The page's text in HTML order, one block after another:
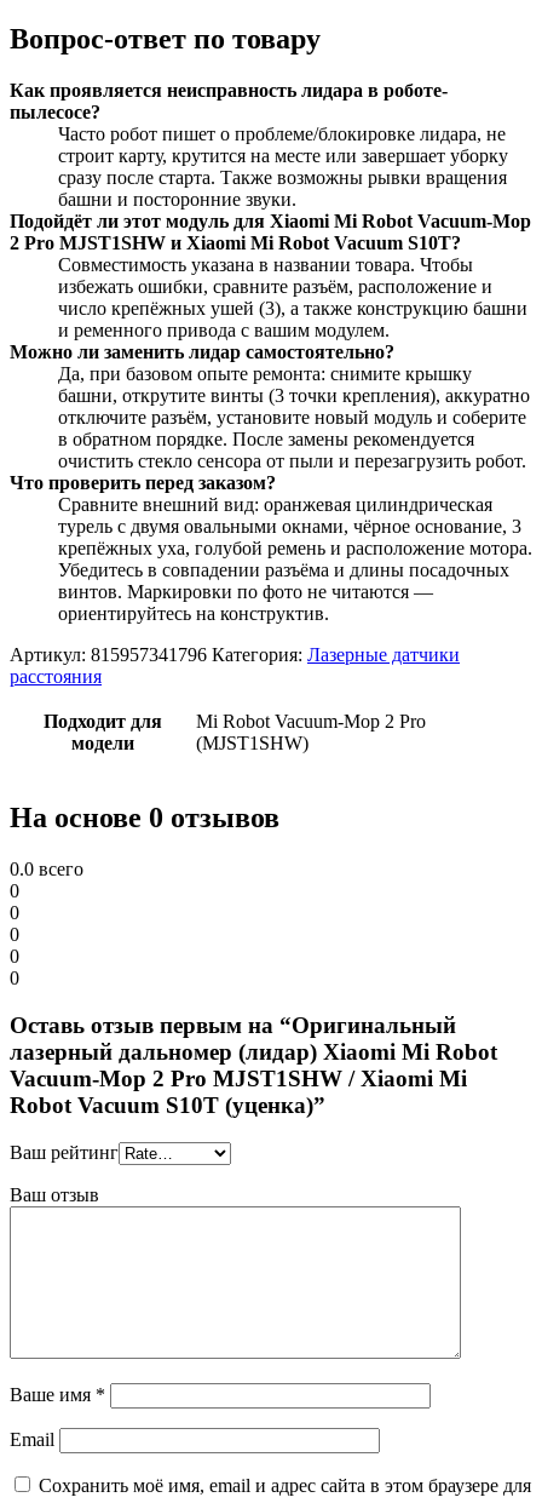
Вопрос-ответ по товару
Как проявляется неисправность лидара в роботе-
пылесосе?
Часто робот пишет о проблеме/блокировке лидара, не
строит карту, крутится на месте или завершает уборку
сразу после старта. Также возможны рывки вращения
башни и посторонние звуки.
Подойдёт ли этот модуль для Xiaomi Mi Robot Vacuum-Mop
2 Pro MJST1SHW и Xiaomi Mi Robot Vacuum S10T?
Совместимость указана в названии товара. Чтобы
избежать ошибки, сравните разъём, расположение и
число крепёжных ушей (3), а также конструкцию башни
и ременного привода с вашим модулем.
Можно ли заменить лидар самостоятельно?
Да, при базовом опыте ремонта: снимите крышку
башни, открутите винты (3 точки крепления), аккуратно
отключите разъём, установите новый модуль и соберите
в обратном порядке. После замены рекомендуется
очистить стекло сенсора от пыли и перезагрузить робот.
Что проверить перед заказом?
Сравните внешний вид: оранжевая цилиндрическая
турель с двумя овальными окнами, чёрное основание, 3
крепёжных уха, голубой ремень и расположение мотора.
Убедитесь в совпадении разъёма и длины посадочных
винтов. Маркировки по фото не читаются —
ориентируйтесь на конструктив.
Артикул: 815957341796 Категория: Лазерные датчики
расстояния
Подходит для
модели
Mi Robot Vacuum-Mop 2 Pro
(MJST1SHW)
На основе 0 отзывов
0.0 всего
0
0
0
0
0
Оставь отзыв первым на “Оригинальный
лазерный дальномер (лидар) Xiaomi Mi Robot
Vacuum-Mop 2 Pro MJST1SHW / Xiaomi Mi
Robot Vacuum S10T (уценка)”
Ваш рейтинг
Ваш отзыв
Ваше имя *
Email
Сохранить моё имя, email и адрес сайта в этом браузере для